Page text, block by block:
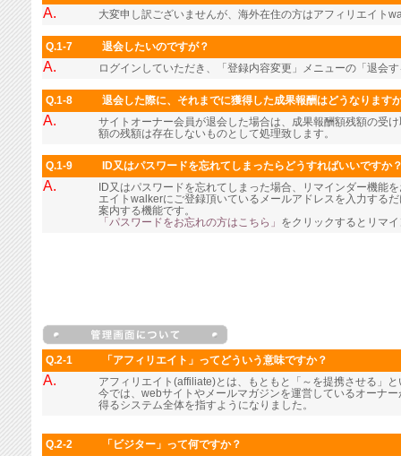
A. 大変申し訳ございませんが、海外在住の方はアフィリエイト
Q.1-7 退会したいのですが？
A. ログインしていただき、「登録内容変更」メニューの「退会
Q.1-8 退会した際に、それまでに獲得した成果報酬はどうなります
A.
サイトオーナー会員が退会した場合は、成果報酬額残額の受
額の残額は存在しないものとして処理致します。
Q.1-9 ID又はパスワードを忘れてしまったらどうすればいいですか
A.
ID又はパスワードを忘れてしまった場合、リマインダー機能
エイトwalkerにご登録頂いているメールアドレスを入力する
案内する機能です。
「パスワードをお忘れの方はこちら」 をクリックするとリマ
Q.2-1 「アフィリエイト」ってどういう意味ですか？
A.
アフィリエイト(affiliate)とは、もともと「～を提携させる」
今では、webサイトやメールマガジンを運営しているオーナ
得るシステム全体を指すようになりました。
Q.2-2 「ビジター」って何ですか？